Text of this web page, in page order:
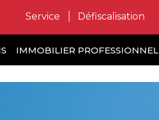
IMMOBILIER PROFESSIONNEL
Service Défiscalisation